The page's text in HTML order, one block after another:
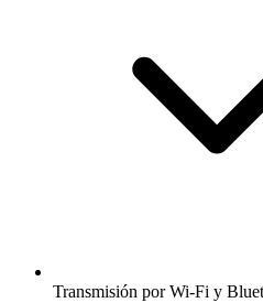
Transmisión por Wi-Fi y